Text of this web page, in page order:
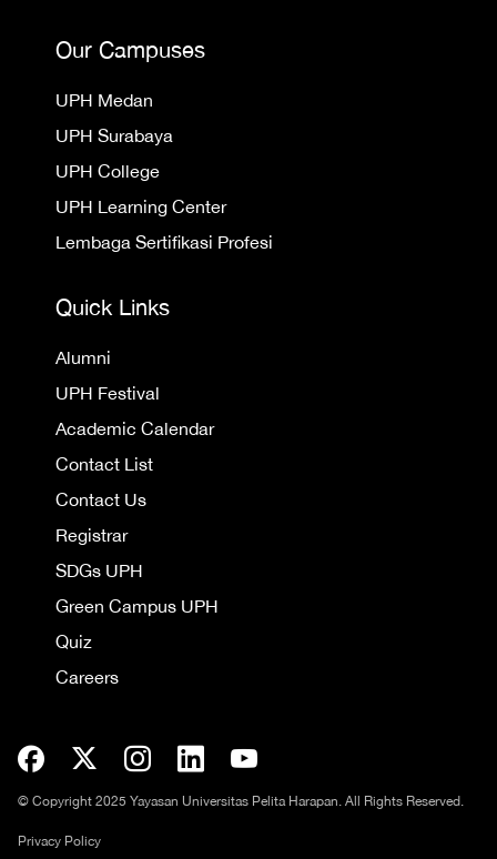
Our Campuses
UPH Medan
UPH Surabaya
UPH College
UPH Learning Center
Lembaga Sertifikasi Profesi
Quick Links
Alumni
UPH Festival
Academic Calendar
Contact List
Contact Us
Registrar
SDGs UPH
Green Campus UPH
Quiz
Careers
© Copyright 2025 Yayasan Universitas Pelita Harapan. All Rights Reserved.
Privacy Policy